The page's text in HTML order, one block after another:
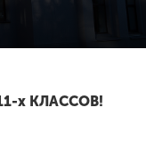
х КЛАССОВ!